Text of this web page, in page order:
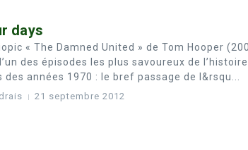
days
« The Damned United » de Tom Hooper
des épisodes les plus savoureux de
années 1970 : le bref passage de l&rsqu...
21 septembre 2012